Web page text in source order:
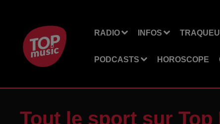
RADIO INFOS
PODCASTS HOROSCOPE
Tout le sport sur